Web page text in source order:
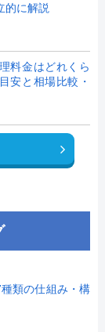
的に解説
料金はどれくら
安と相場比較・
類の仕組み・構